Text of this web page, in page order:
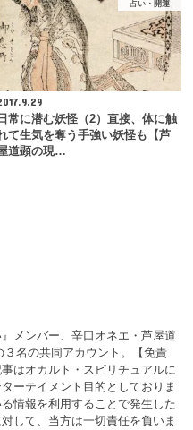
占い・開運
日常に潜む妖怪（2）直接、体に触
て生気を奪う手強い妖怪も【芦
道顕の現…
』メンバー、辛口オネエ・芦屋道
名の共同アカウント。【免責
はオカルト・スピリチュアルに
ーテイメント目的としておりま
情報を利用することで発生した
して、当方は一切責任を負いま